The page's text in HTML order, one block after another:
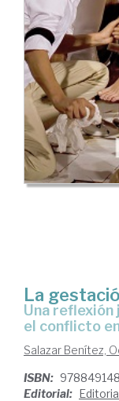
La
una reflexión jurídico-constitucional sobre
el conflicto
Salazar Benítez,
ISBN:
Editorial: